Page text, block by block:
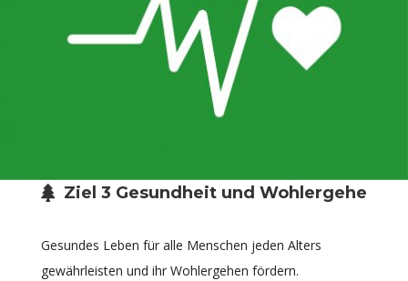
Ziel 3 Gesundheit und Wohlergehen
Gesundes Leben für alle Menschen jeden Alters
gewährleisten und ihr Wohlergehen fördern.